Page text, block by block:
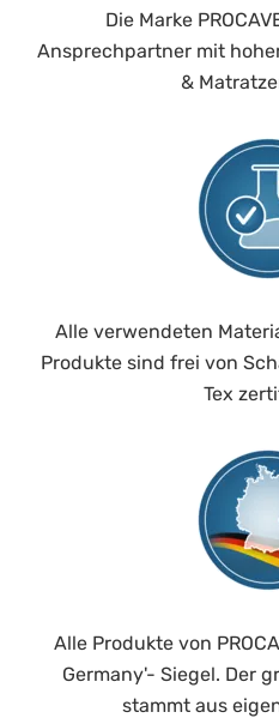
Die Marke
Ansprechpartner mit
&
Alle verwendeten
Produkte sind frei von
Tex
Alle Produkte von
Germany'- Siegel. Der
stammt aus